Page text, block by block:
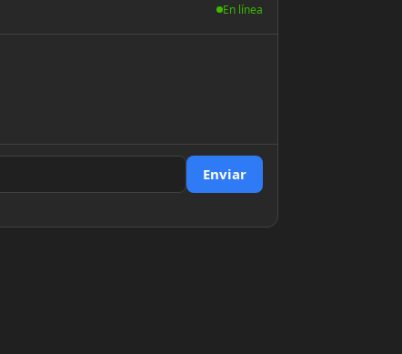
En línea
Enviar